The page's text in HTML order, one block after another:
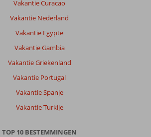
Vakantie Curacao
Vakantie Nederland
Vakantie Egypte
Vakantie Gambia
Vakantie Griekenland
Vakantie Portugal
Vakantie Spanje
Vakantie Turkije
TOP 10 BESTEMMINGEN